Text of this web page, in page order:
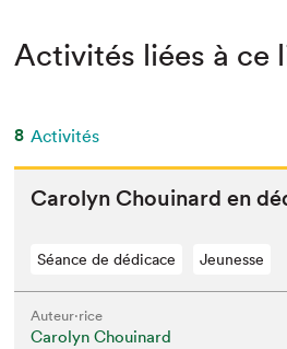
Activités liées à ce
8 Activités
Car­olyn Chouinard en
Séance de dédicace Jeunesse
Auteur·rice
Carolyn Chouinard